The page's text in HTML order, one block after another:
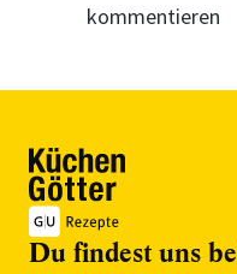
kommentieren
Du findest uns